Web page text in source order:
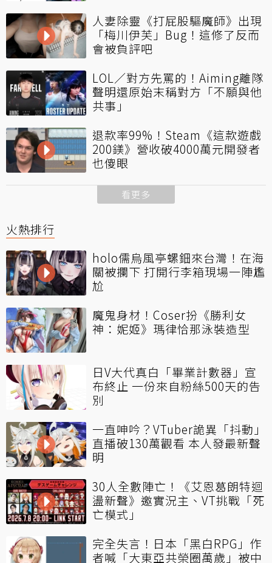
人妻除靈《打屁股驅魔師》出現
「梅川伊芙」Bug！這修了反而
會被負評吧
LOL／對方先罵的！Aiming離隊
聲明還原始末稱對方「不願與他
共事」
退款率99%！Steam《這款遊戲
200鎂》營收破4000萬元開發者
也傻眼
看更多
火熱排行
holo儒烏風亭螺鈿來台灣！在海
關被攔下 打開行李箱現場一陣尷
尬
魔鬼身材！Coser扮《勝利女
神：妮姬》瑪律恰那泳裝造型
日V大代真白「畢業計數器」宣
布終止 一份來自粉絲500天的告
別
一直呻吟？VTuber詭異「抖動」
直播破130萬觀看 本人發最新聲
明
30人全數陣亡！《艾恩葛朗特迴
盪新聲》邀實況主、VT挑戰「死
亡模式」
完全失言！日本「黑白RPG」作
者喊「大東亞共榮圈萬歲」被中